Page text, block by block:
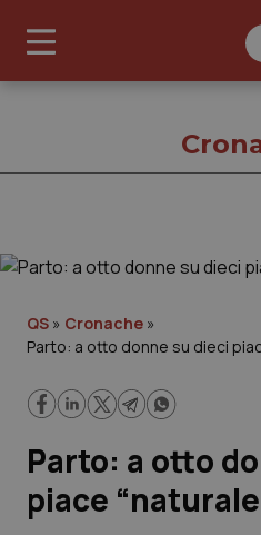
Cronache
Lavoro e Professioni
QS » Cronache »
Parto: a otto donne su dieci
Parto: a otto
piace